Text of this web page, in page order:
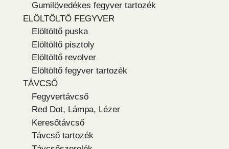
Gumilövedékes fegyver tartozék
ELÖLTÖLTŐ FEGYVER
Elöltöltő puska
Elöltöltő pisztoly
Elöltöltő revolver
Elöltöltő fegyver tartozék
TÁVCSŐ
Fegyvertávcső
Red Dot, Lámpa, Lézer
Keresőtávcső
Távcső tartozék